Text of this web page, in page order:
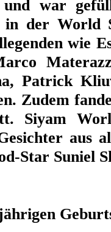
und war
in der World
wie
Patrick
Zudem
Siyam
aus
Star Suniel